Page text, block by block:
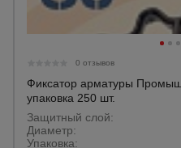
0 отзывов
Фиксатор арматуры
упаковка 250 шт.
Защитный слой:
Диаметр:
Упаковка: